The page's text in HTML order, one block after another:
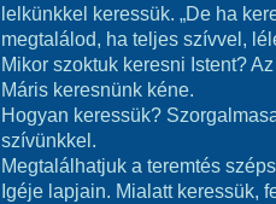
lelkünkkel keressük. „De ha
megtalálod, ha teljes szívvel,
Mikor szoktuk keresni Istent?
Máris keresnünk kéne.
Hogyan keressük?
szívünkkel.
Megtalálhatjuk a teremtés
Igéje lapjain. Mialatt keressük,